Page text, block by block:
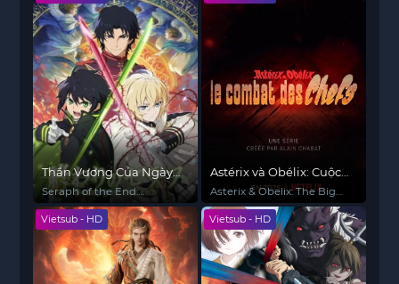
Thần Vương Của Ngày
Tàn
Seraph of the End:
Vampire Reign
Astérix và Obélix: Cuộc
đấu của các thủ lĩnh
Asterix & Obelix: The Big
Fight
Vietsub - HD
Vietsub - HD